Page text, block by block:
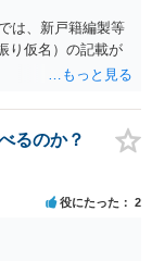
する許可申立て
変更については、
、(2)戸籍法107条1
いては、ご両親が
特に明文の要件が
親への戸籍に入
た子からの変更許
同籍している配偶
れるケースが多い
は、新戸籍編製等
り仮名）の記載が
るのか？
役にたった 2